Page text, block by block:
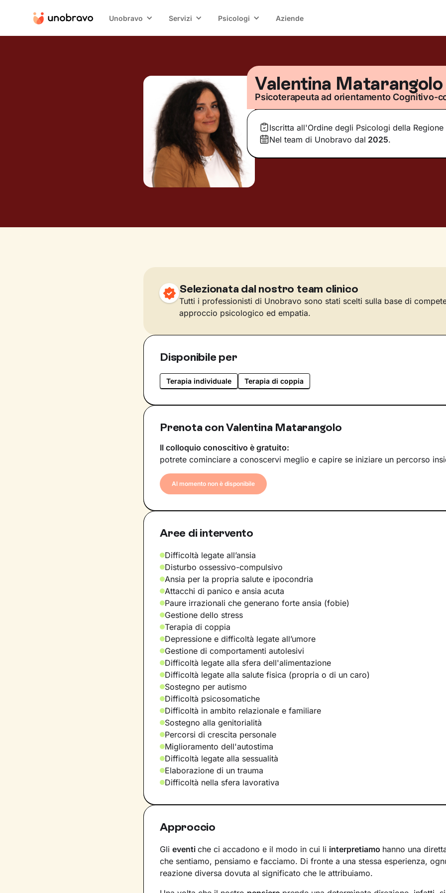
Unobravo Servizi Psicologi Aziende
Valentina Matarangolo
Psicoterapeuta ad orientamento Cognitivo-
Iscritta all'Ordine degli Psicologi della Regione
Nel team di Unobravo dal 2025.
Selezionata dal nostro team clinico
Tutti i professionisti di Unobravo sono stati scelti sulla base di
approccio psicologico ed empatia.
Disponibile per
Terapia individuale Terapia di coppia
Prenota con Valentina Matarangolo
Il colloquio conoscitivo è gratuito:
potrete cominciare a conoscervi meglio e capire se iniziare un percorso
Al momento non è disponibile
Aree di intervento
Difficoltà legate all’ansia
Disturbo ossessivo-compulsivo
Ansia per la propria salute e ipocondria
Attacchi di panico e ansia acuta
Paure irrazionali che generano forte ansia (fobie)
Gestione dello stress
Terapia di coppia
Depressione e difficoltà legate all’umore
Gestione di comportamenti autolesivi
Difficoltà legate alla sfera dell'alimentazione
Difficoltà legate alla salute fisica (propria o di un caro)
Sostegno per autismo
Difficoltà psicosomatiche
Difficoltà in ambito relazionale e familiare
Sostegno alla genitorialità
Percorsi di crescita personale
Miglioramento dell'autostima
Difficoltà legate alla sessualità
Elaborazione di un trauma
Difficoltà nella sfera lavorativa
Approccio
Gli eventi che ci accadono e il modo in cui li interpretiamo hanno una
che sentiamo, pensiamo e facciamo. Di fronte a una stessa esperienza,
reazione diversa dovuta al significato che le attribuiamo.